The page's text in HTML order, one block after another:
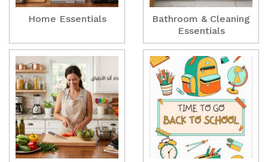
Home Essentials
Bathroom & Cleaning
Essentials